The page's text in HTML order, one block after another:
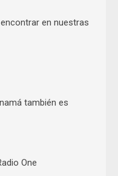
en nuestras
también es
One